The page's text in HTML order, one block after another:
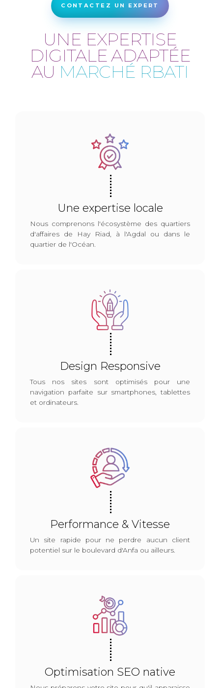
CONTACTEZ UN EXPERT
UNE EXPERTISE
DIGITALE ADAPTÉE
AU MARCHÉ RBATI
Une expertise locale
Nous comprenons l'écosystème des quartiers
d'affaires de Hay Riad, à l'Agdal ou dans le
quartier de l'Océan.
Design Responsive
Tous nos sites sont optimisés pour une
navigation parfaite sur smartphones, tablettes
et ordinateurs.
Performance & Vitesse
Un site rapide pour ne perdre aucun client
potentiel sur le boulevard d'Anfa ou ailleurs.
Optimisation SEO native